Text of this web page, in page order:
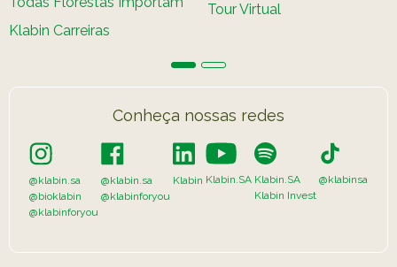
Klabin Carreiras
Tour Virtual
Conheça nossas redes
@klabin.sa
@bioklabin
@klabinforyou
@klabin.sa
@klabinforyou
Klabin Klabin.SA Klabin.SA
Klabin Invest
@klabinsa